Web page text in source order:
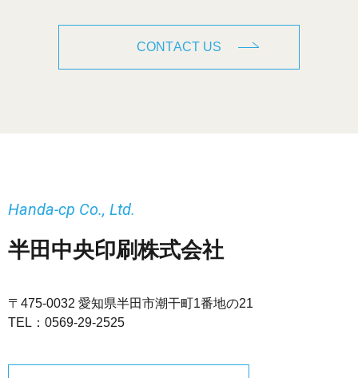
CONTACT US
半田中央印刷株式会社
Handa-cp Co., Ltd.
〒475-0032 愛知県半田市潮干町1番地の21
TEL： 0569-29-2525